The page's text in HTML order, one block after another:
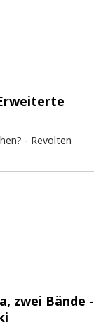
- Revolten
zwei Bände -